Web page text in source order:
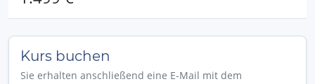
Kurs buchen
Sie erhalten anschließend eine E-Mail mit dem